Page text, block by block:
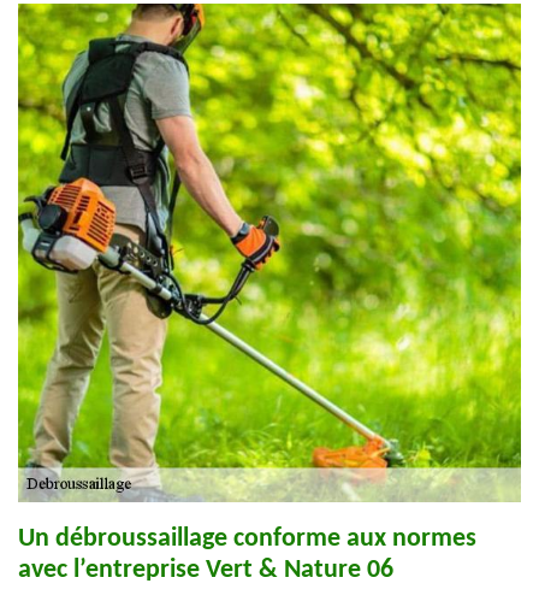
Un débroussaillage conforme aux normes
avec l’entreprise Vert & Nature 06